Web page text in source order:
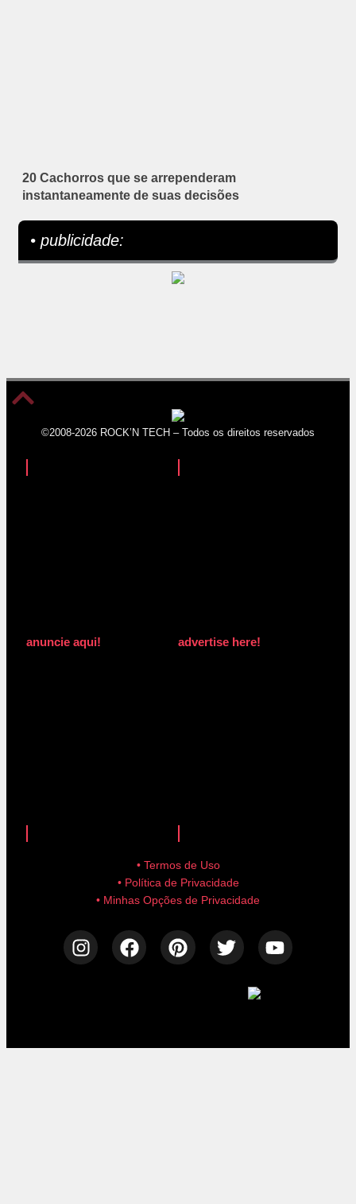
20 Cachorros que se arrependeram
instantaneamente de suas decisões
• publicidade:
©2008-2026 ROCK’N TECH – Todos os direitos reservados
anuncie aqui! advertise here!
• Termos de Uso
• Política de Privacidade
• Minhas Opções de Privacidade